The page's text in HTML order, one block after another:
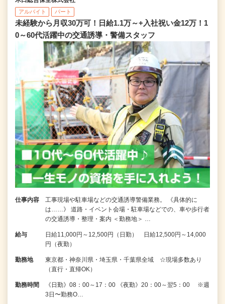
アルバイト パート
未経験から月収30万可！日給1.1万～+入社祝い金12万！1
0～60代活躍中の交通誘導・警備スタッフ
仕事内容
工事現場や駐車場などの交通誘導警備業務。 《具体的に
は……》 道路・イベント会場・駐車場などでの、車や歩行者
の交通誘導・整理・案内 ＜勤務地＞ …
給与
日給11,000円～12,500円（日勤） 日給12,500円～14,000
円（夜勤）
勤務地
東京都・神奈川県・埼玉県・千葉県全域 ☆現場多数あり
（直行・直帰OK）
勤務時間
《日勤》08：00～17：00 《夜勤》20：00～翌5：00 ※週
3日〜勤務O…